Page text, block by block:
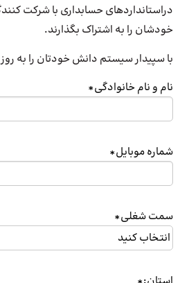
دراستانداردهای حسابداری با شرکت
خودشان را به اشتراک بگذارند.
با سپیدار سیستم دانش خودتان را به
نام و نام خانوادگی*
شماره موبایل*
سمت شغلی*